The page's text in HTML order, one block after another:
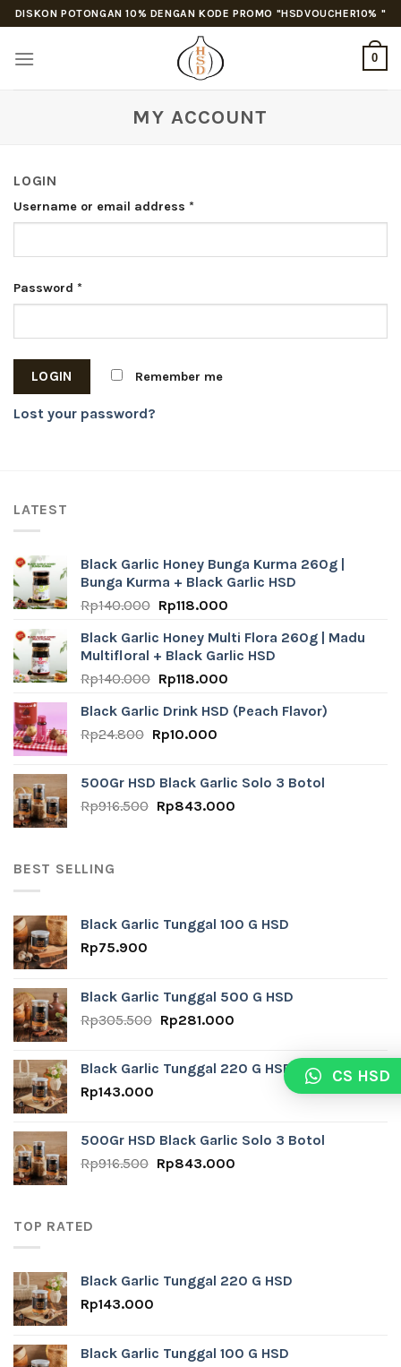
Skip
to
content
DISKON POTONGAN 10% DENGAN KODE PROMO "HSDVOUCHER10% "
0
MY ACCOUNT
LOGIN
Username or email address *
Password *
LOGIN Remember me
Lost your password?
LATEST
Black Garlic Honey Bunga Kurma 260g |
Bunga Kurma + Black Garlic HSD
Rp140.000 Original
was:
Rp140.000.
Rp118.000Current
is:
Rp118.000.
Black Garlic Honey Multi Flora 260g | Madu
Multifloral + Black Garlic HSD
Rp140.000 Original
was:
Rp140.000.
Rp118.000Current
is:
Black Garlic Drink HSD (Peach Flavor)
Rp24.800 Original
Rp24.800.
Rp10.000Current
Rp10.000.
500Gr HSD Black Garlic Solo 3 Botol
Rp916.500 Original
Rp843.000Current
BEST SELLING
Black Garlic Tunggal 100 G HSD
Rp75.900
Black Garlic Tunggal 500 G HSD
Rp305.500 Original
Rp305.500.
Rp281.000Current
Rp281.000.
Black Garlic Tunggal 220 G HSD
Rp143.000
500Gr HSD Black Garlic Solo 3 Botol
Rp916.500 Original
Rp843.000Current
TOP RATED
Black Garlic Tunggal 220 G HSD
Rp143.000
Black Garlic Tunggal 100 G HSD
CS HSD